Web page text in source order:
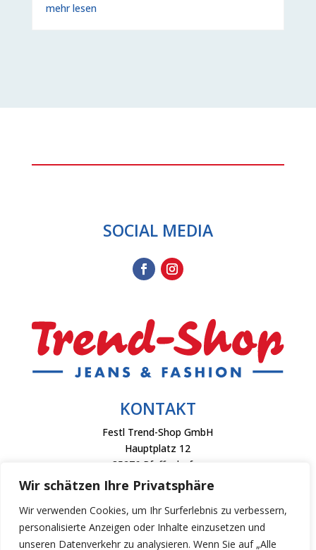
Wir schätzen Ihre Privatsphäre
Wir verwenden Cookies, um Ihr Surferlebnis zu verbessern,
personalisierte Anzeigen oder Inhalte einzusetzen und
unseren Datenverkehr zu analysieren. Wenn Sie auf „Alle
mehr lesen
SOCIAL MEDIA
KONTAKT
Festl Trend-Shop GmbH
Hauptplatz 12
85276 Pfaffenhofen
Telefon: +49 8441 40460
Fax: +49 8441 404626
info@trendshop-online.de